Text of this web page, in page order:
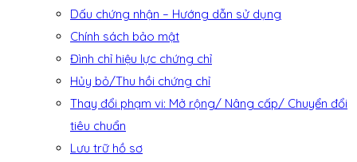
Dấu chứng nhận – Hướng dẫn sử dụng
Chính sách bảo mật
Đình chỉ hiệu lực chứng chỉ
Hủy bỏ/Thu hồi chứng chỉ
Thay đổi phạm vi: Mở rộng/ Nâng cấp/ Chuyển đổi
tiêu chuẩn
Lưu trữ hồ sơ